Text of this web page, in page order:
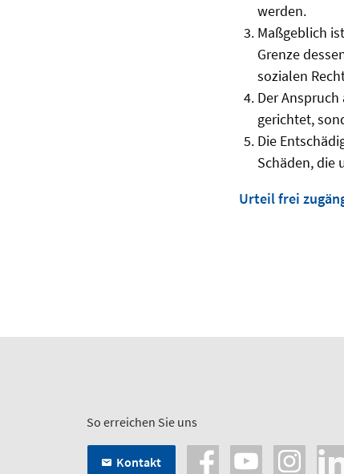
werden.
Maßgeblich
Grenze
sozialen
Der
gerichtet,
Die
Schäden, die
Urteil frei
So erreichen Sie uns
Kontakt